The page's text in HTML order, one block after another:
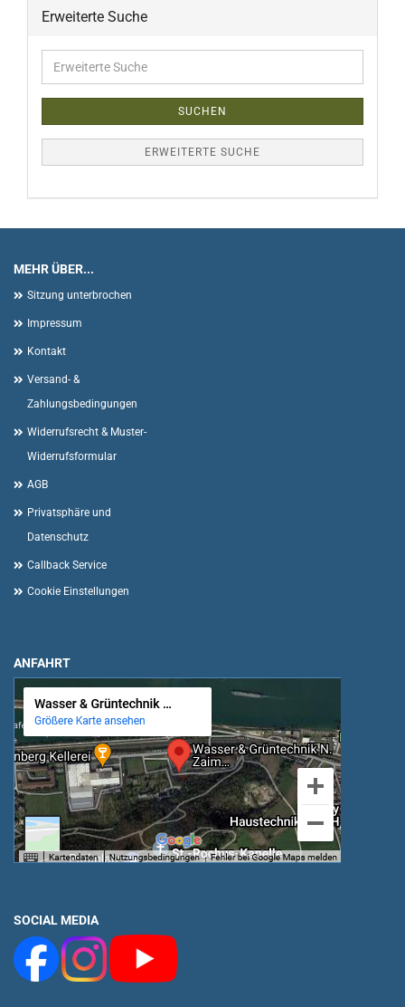
Erweiterte Suche
Erweiterte
Suche
SUCHEN
ERWEITERTE SUCHE
MEHR ÜBER...
Sitzung unterbrochen
Impressum
Kontakt
Versand- &
Zahlungsbedingungen
Widerrufsrecht & Muster-
Widerrufsformular
AGB
Privatsphäre und
Datenschutz
Callback Service
Cookie Einstellungen
ANFAHRT
SOCIAL MEDIA